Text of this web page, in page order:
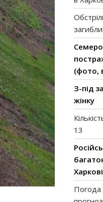
Семеро
(фото,
З-під
жінку
13
Погода